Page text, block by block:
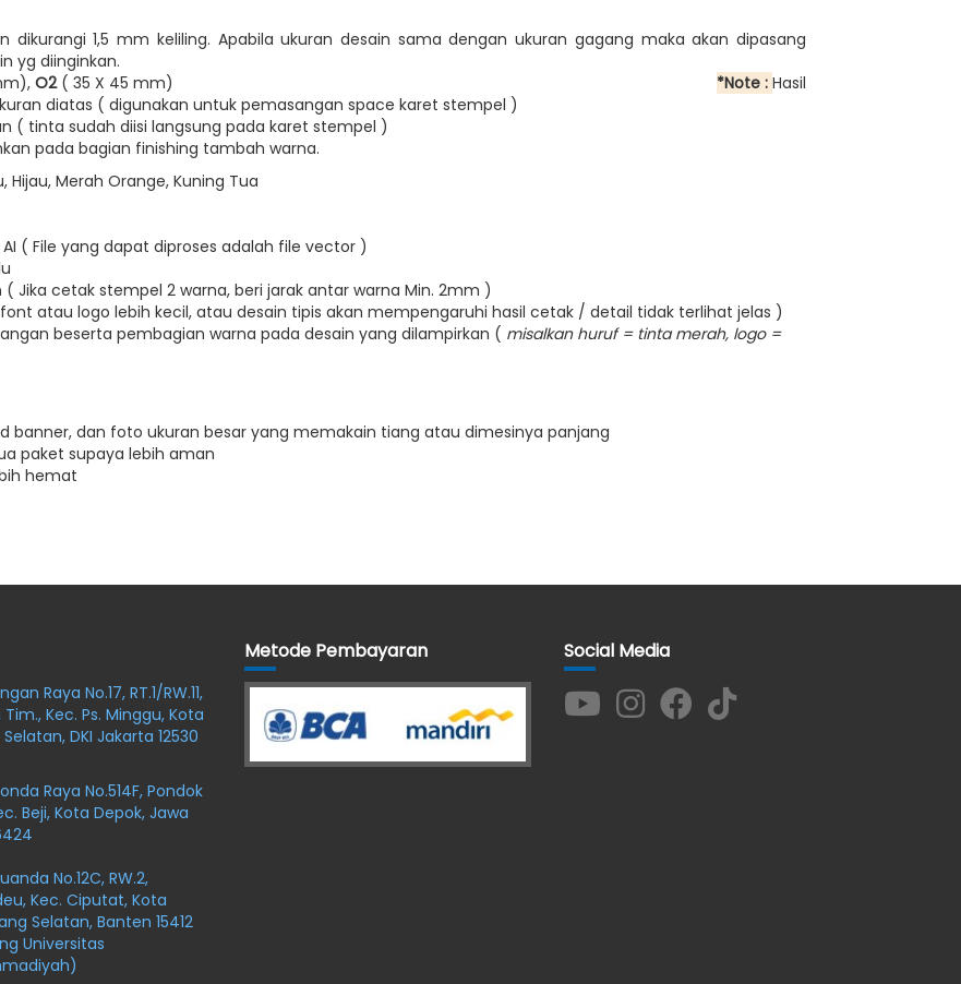
dikurangi 1,5 mm keliling. Apabila ukuran desain sama dengan ukuran gagang maka akan dipasang
yg diinginkan.
O2( 35 X 45 mm) *Note : Hasil
diatas ( digunakan untuk pemasangan space karet stempel )
( tinta sudah diisi langsung pada karet stempel )
pada bagian finishing tambah warna.
Hijau, Merah Orange, Kuning Tua
( File yang dapat diproses adalah file vector )
Jika cetak stempel 2 warna, beri jarak antar warna Min. 2mm )
atau logo lebih kecil, atau desain tipis akan mempengaruhi hasil cetak / detail tidak terlihat jelas )
beserta pembagian warna pada desain yang dilampirkan ( misalkan huruf = tinta merah, logo =
banner, dan foto ukuran besar yang memakain tiang atau dimesinya panjang
paket supaya lebih aman
hemat
Raya No.17, RT.1/RW.11,
Kec. Ps. Minggu, Kota
DKI Jakarta 12530
Raya No.514F, Pondok
Beji, Kota Depok, Jawa
No.12C, RW.2,
Kec. Ciputat, Kota
Selatan, Banten 15412
Universitas
Metode Pembayaran Social Media